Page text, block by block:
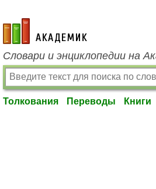
academic.ru
Словари и энциклопедии на
Толкования Переводы Книги